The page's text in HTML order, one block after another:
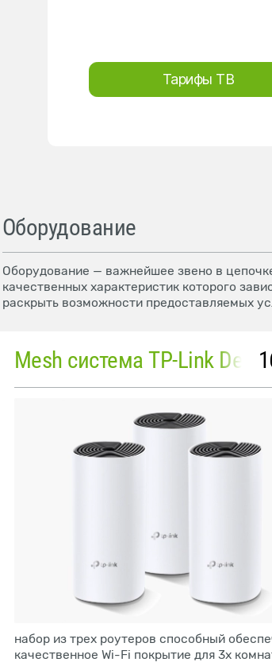
Тарифы ТВ
Оборудование
Оборудование — важнейшее звено в
качественных характеристик которого
раскрыть возможности предоставляемых
набор из трех роутеров способный
качественное Wi-Fi покрытие для 3х